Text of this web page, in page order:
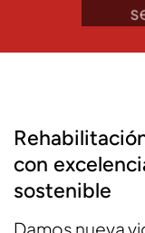
con
sostenible
Damos nueva